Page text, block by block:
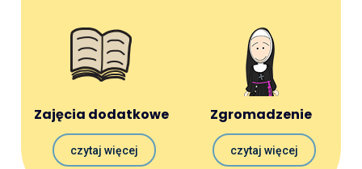
Zajęcia dodatkowe
czytaj więcej
Zgromadzenie
czytaj więcej